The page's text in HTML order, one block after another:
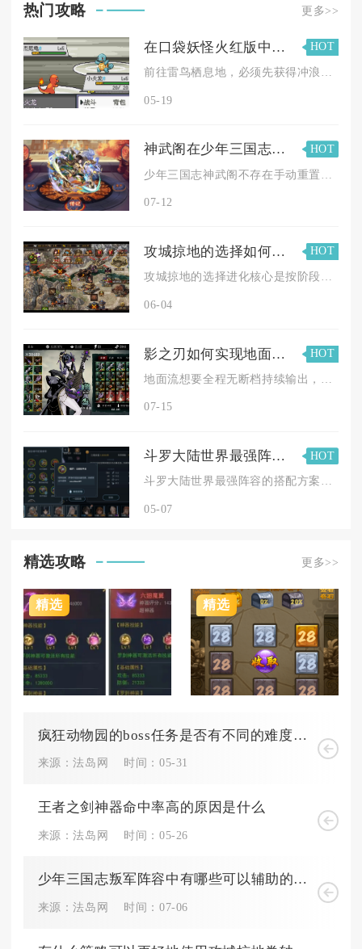
热门攻略 更多>>
在口袋妖怪火红版中雷鸟的位置在哪里
HOT
05-19
神武阁在少年三国志中如何重置呢
HOT
07-12
攻城掠地的选择如何进行进化
HOT
06-04
影之刃如何实现地面流无间断的技能链
HOT
07-15
斗罗大陆世界最强阵容的搭配方案有什么特点
HOT
斗罗大陆世界最强阵容的搭配方案核心特点在于以属性羁绊为根基、...
05-07
精选攻略 更多>>
精选 精选
疯狂动物园的boss任务是否有不同的难度级别
来源：法岛网 时间：05-31
王者之剑神器命中率高的原因是什么
来源：法岛网 时间：05-26
少年三国志叛军阵容中有哪些可以辅助的角色呢
来源：法岛网 时间：07-06